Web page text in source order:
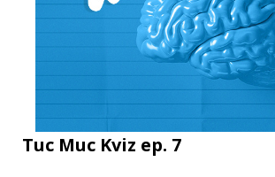
Tuc Muc Kviz ep. 7